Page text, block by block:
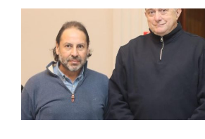
Quiénes Somos
Programación